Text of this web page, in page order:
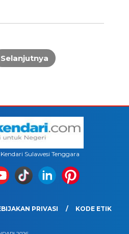
Selanjutnya
Sulawesi Tenggara
PRIVASI KODE ETIK